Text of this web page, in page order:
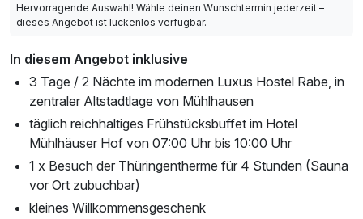
Hervorragende Auswahl! Wähle deinen Wunschtermin jederzeit –
dieses Angebot ist lückenlos verfügbar.
In diesem Angebot inklusive
3 Tage / 2 Nächte im modernen Luxus Hostel Rabe, in
zentraler Altstadtlage von Mühlhausen
täglich reichhaltiges Frühstücksbuffet im Hotel
Mühlhäuser Hof von 07:00 Uhr bis 10:00 Uhr
1 x Besuch der Thüringentherme für 4 Stunden (Sauna
vor Ort zubuchbar)
kleines Willkommensgeschenk